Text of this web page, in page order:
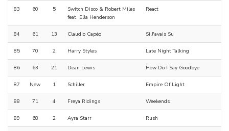
83 60 5
Switch Disco & Robert Miles
feat. Ella Henderson
React
84 61 13 Claudio Capéo Si J'avais Su
85 70 2 Harry Styles Late Night Talking
86 63 21 Dean Lewis How Do I Say Goodbye
87 New 1 Schiller Empire Of Light
88 71 4 Freya Ridings Weekends
89 68 2 Ayra Starr Rush